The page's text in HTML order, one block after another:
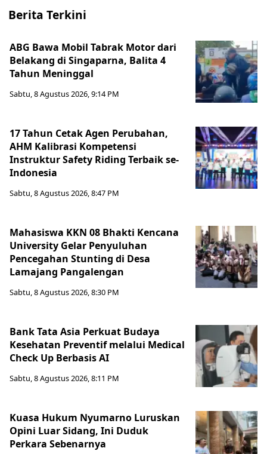
Berita Terkini
ABG Bawa Mobil Tabrak Motor dari
Belakang di Singaparna, Balita 4
Tahun Meninggal
Sabtu, 8 Agustus 2026, 9:14 PM
17 Tahun Cetak Agen Perubahan,
AHM Kalibrasi Kompetensi
Instruktur Safety Riding Terbaik se-
Indonesia
Sabtu, 8 Agustus 2026, 8:47 PM
Mahasiswa KKN 08 Bhakti Kencana
University Gelar Penyuluhan
Pencegahan Stunting di Desa
Lamajang Pangalengan
Sabtu, 8 Agustus 2026, 8:30 PM
Bank Tata Asia Perkuat Budaya
Kesehatan Preventif melalui Medical
Check Up Berbasis AI
Sabtu, 8 Agustus 2026, 8:11 PM
Kuasa Hukum Nyumarno Luruskan
Opini Luar Sidang, Ini Duduk
Perkara Sebenarnya ​